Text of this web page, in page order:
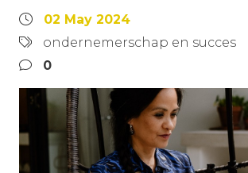
02 May 2024
ondernemerschap en succes
0